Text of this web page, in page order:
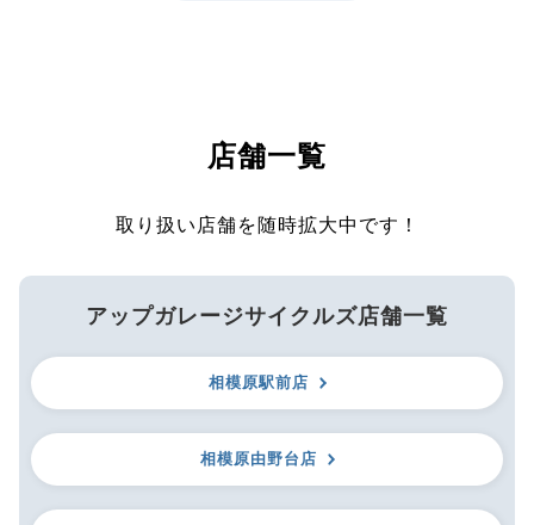
店舗一覧
取り扱い店舗を随時拡大中です！
アップガレージサイクルズ店舗一覧
相模原駅前店
相模原由野台店